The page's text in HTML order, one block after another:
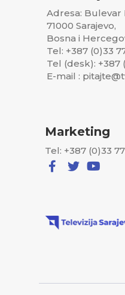
Adresa: Bulevar
71000 Sarajevo,
Bosna i
Tel: +387 (0)33
Tel (desk): +387
E-mail :
Marketing
Tel: +387 (0)33